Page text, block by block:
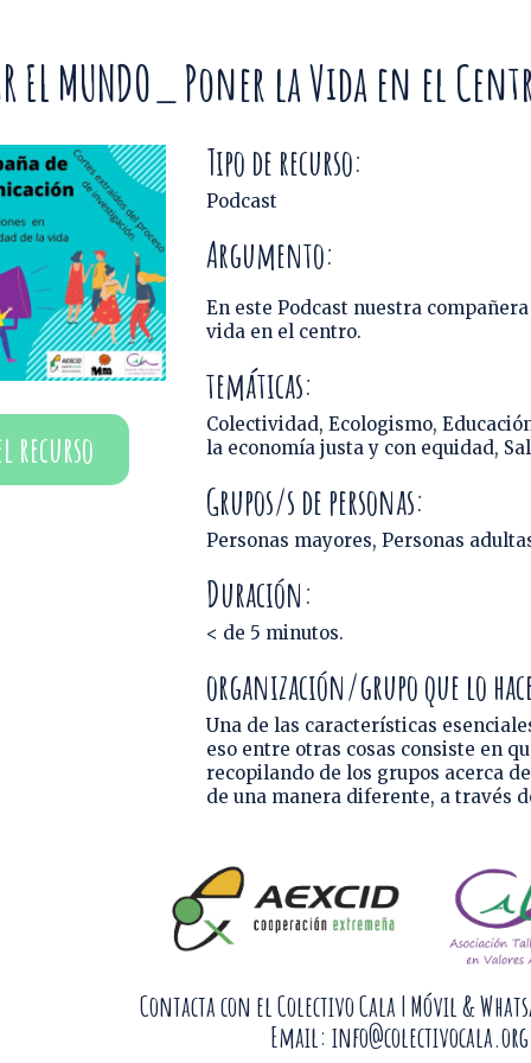
EL MUNDO_ Poner la Vida en el
recurso
Tipo de recurso:
Podcast
Argumento:
En este Podcast nuestra
vida en el centro.
temáticas:
Colectividad, Ecologismo,
la economía justa y con equidad,
Grupos/s de personas:
Personas mayores, Personas
Duración:
< de 5 minutos.
organización/grupo que lo
Una de las características
eso entre otras cosas consiste en
recopilando de los grupos acerca
de una manera diferente, a través
Contacta con el Colectivo Cala | Móvil &
Email: info@colectivocala.org